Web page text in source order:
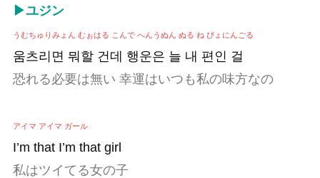
▶ユジン
うむちゅりみょん むぉはる こんで へんうぬん ぬる ね ぴょにんごる
움츠리면 뭐할 건데 행운은 늘 내 편인 걸
恐れる必要は無い 幸運はいつも私の味方なの
アイマ アイマ ガール
I’m that I’m that girl
私はツイてる女の子